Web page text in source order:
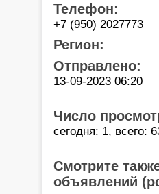
Телефон:
+7 (950) 2027773
Регион:
Отправлено:
13-09-2023 06:20
Число
сегодня: 1, всего:
Смотрите
объявлений